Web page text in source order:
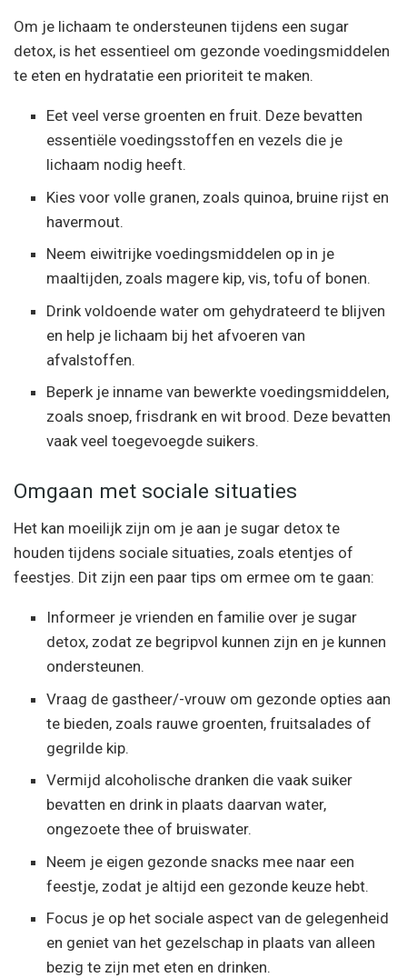
Om je lichaam te ondersteunen tijdens een sugar
detox, is het essentieel om gezonde voedingsmiddelen
te eten en hydratatie een prioriteit te maken.
Eet veel verse groenten en fruit. Deze bevatten
essentiële voedingsstoffen en vezels die je
lichaam nodig heeft.
Kies voor volle granen, zoals quinoa, bruine rijst en
havermout.
Neem eiwitrijke voedingsmiddelen op in je
maaltijden, zoals magere kip, vis, tofu of bonen.
Drink voldoende water om gehydrateerd te blijven
en help je lichaam bij het afvoeren van
afvalstoffen.
Beperk je inname van bewerkte voedingsmiddelen,
zoals snoep, frisdrank en wit brood. Deze bevatten
vaak veel toegevoegde suikers.
Omgaan met sociale situaties
Het kan moeilijk zijn om je aan je sugar detox te
houden tijdens sociale situaties, zoals etentjes of
feestjes. Dit zijn een paar tips om ermee om te gaan:
Informeer je vrienden en familie over je sugar
detox, zodat ze begripvol kunnen zijn en je kunnen
ondersteunen.
Vraag de gastheer/-vrouw om gezonde opties aan
te bieden, zoals rauwe groenten, fruitsalades of
gegrilde kip.
Vermijd alcoholische dranken die vaak suiker
bevatten en drink in plaats daarvan water,
ongezoete thee of bruiswater.
Neem je eigen gezonde snacks mee naar een
feestje, zodat je altijd een gezonde keuze hebt.
Focus je op het sociale aspect van de gelegenheid
en geniet van het gezelschap in plaats van alleen
bezig te zijn met eten en drinken.